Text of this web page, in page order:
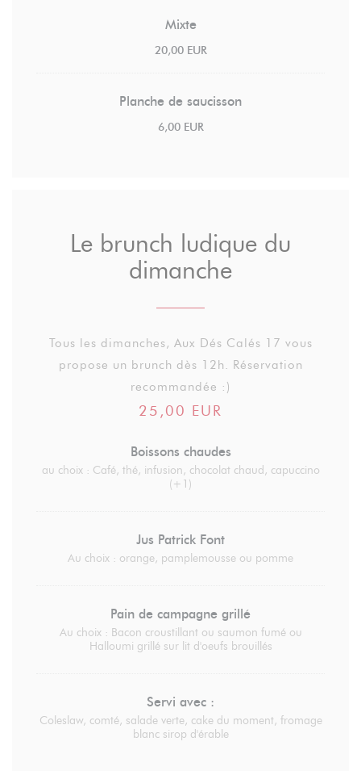
Mixte
20,00 EUR
Planche de saucisson
6,00 EUR
Le brunch ludique du
dimanche
Tous les dimanches, Aux Dés Calés 17 vous
propose un brunch dès 12h. Réservation
recommandée :)
25,00 EUR
Boissons chaudes
au choix : Café, thé, infusion, chocolat chaud, capuccino
(+1)
Jus Patrick Font
Au choix : orange, pamplemousse ou pomme
Pain de campagne grillé
Au choix : Bacon croustillant ou saumon fumé ou
Halloumi grillé sur lit d'oeufs brouillés
Servi avec :
Coleslaw, comté, salade verte, cake du moment, fromage
blanc sirop d'érable